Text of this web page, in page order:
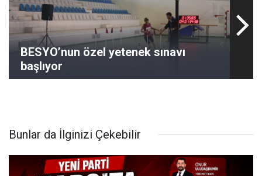
BESYO’nun özel yetenek sınavı
başlıyor
Bunlar da İlginizi Çekebilir